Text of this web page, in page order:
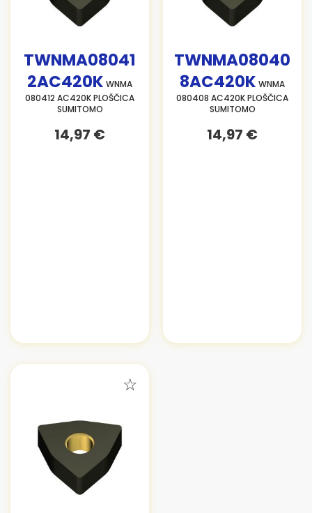
TWNMA08041
2AC420K WNMA
080412 AC420K PLOŠČICA
SUMITOMO
14,97 €
TWNMA08040
8AC420K WNMA
080408 AC420K PLOŠČICA
SUMITOMO
14,97 €